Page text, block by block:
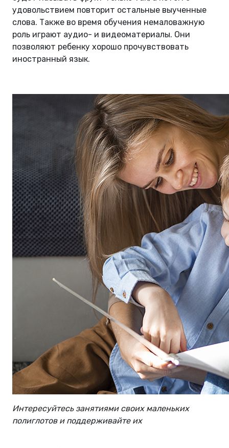
удовольствием повторит остальные выученные
слова. Также во время обучения немаловажную
роль играют аудио- и видеоматериалы. Они
позволяют ребенку хорошо прочувствовать
иностранный язык.
Интересуйтесь занятиями своих маленьких
полиглотов и поддерживайте их